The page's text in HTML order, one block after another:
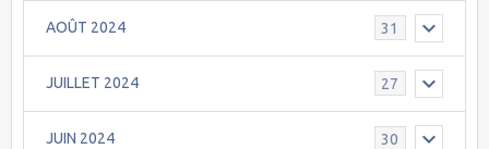
AOÛT 2024 31
JUILLET 2024 27
JUIN 2024 30